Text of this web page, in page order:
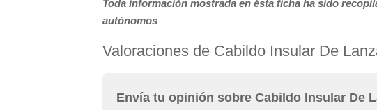
Toda información mostrada en ésta ficha ha sido
autónomos
Valoraciones de Cabildo Insular De
Envía tu opinión sobre Cabildo Insular De